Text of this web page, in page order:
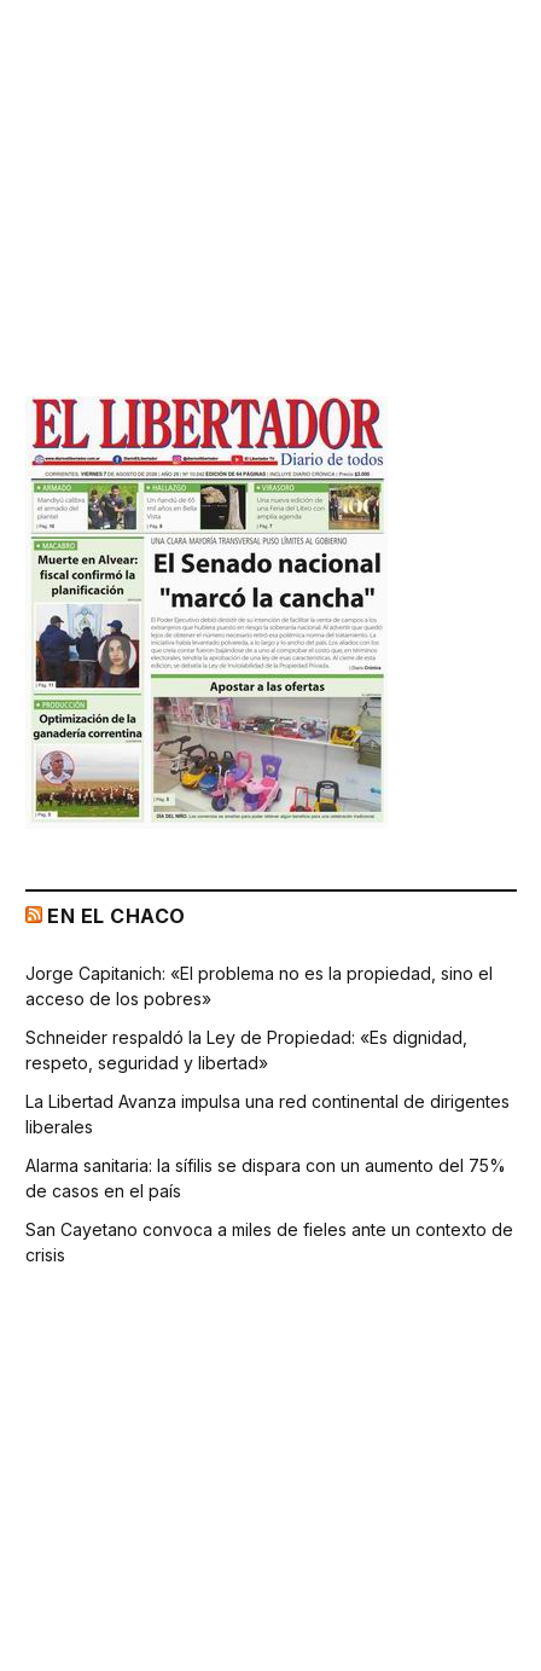
EN EL CHACO
Jorge Capitanich: «El problema no es la propiedad, sino el
acceso de los pobres»
Schneider respaldó la Ley de Propiedad: «Es dignidad,
respeto, seguridad y libertad»
La Libertad Avanza impulsa una red continental de dirigentes
liberales
Alarma sanitaria: la sífilis se dispara con un aumento del 75%
de casos en el país
San Cayetano convoca a miles de fieles ante un contexto de
crisis